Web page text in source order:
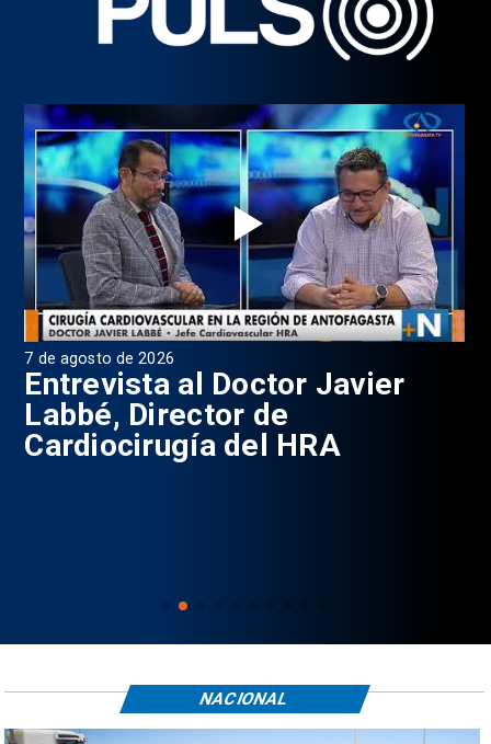
7 de agosto de 2026
Entrevista al Doctor Javier
Labbé, Director de
Cardiocirugía del HRA
NACIONAL